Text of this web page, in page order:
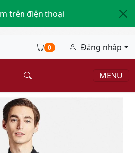
trên điện thoại
0 Đăng nhập
MENU